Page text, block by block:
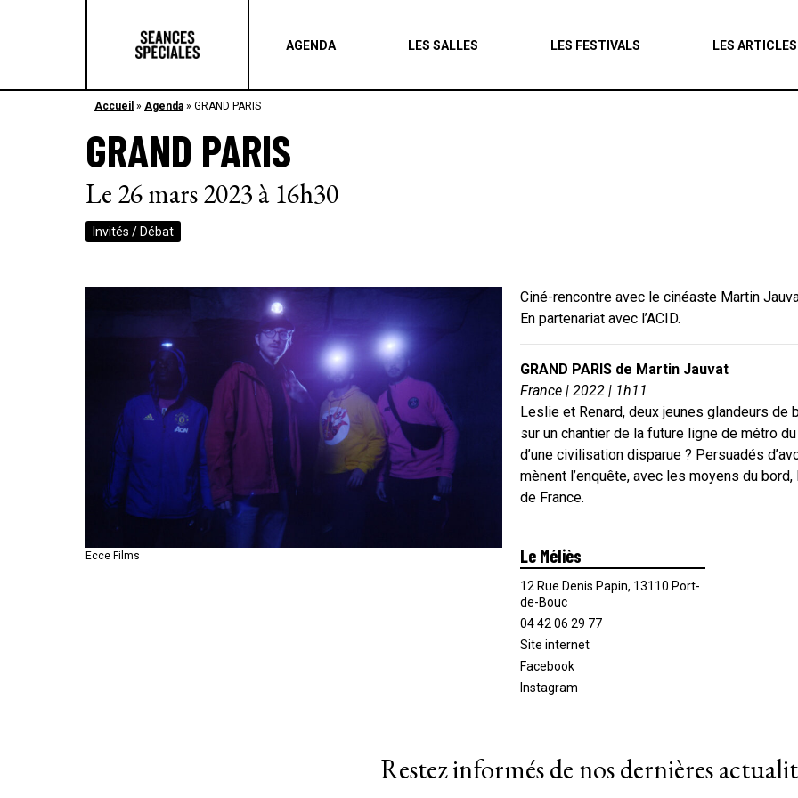
AGENDA LES SALLES LES FESTIVALS LES ARTICLES
Accueil » Agenda » GRAND PARIS
GRAND PARIS
Le 26 mars 2023 à 16h30
Invités / Débat
Ecce Films
Ecce Films
Ciné-rencontre avec le cinéaste Martin
En partenariat avec l’ACID.
GRAND PARIS de Martin Jauvat
France | 2022 | 1h11
Leslie et Renard, deux jeunes glandeurs
sur un chantier de la future ligne de métro
d’une civilisation disparue ? Persuadés
mènent l’enquête, avec les moyens du
de France.
Le Méliès
12 Rue Denis Papin, 13110 Port-
de-Bouc
04 42 06 29 77
Site internet
Facebook
Instagram
Restez informés de nos dernières